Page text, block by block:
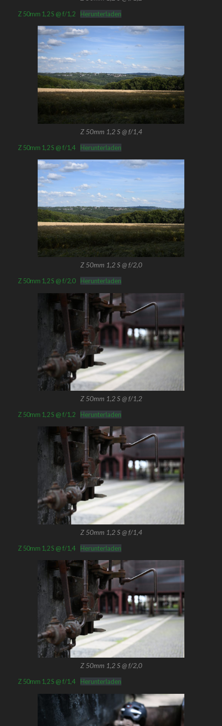
Z 50mm 1,2 S @ f/1,2 Herunterladen
Z 50mm 1,2 S @ f/1,4
Z 50mm 1,2 S @ f/1,4 Herunterladen
Z 50mm 1,2 S @ f/2,0
Z 50mm 1,2 S @ f/2,0 Herunterladen
Z 50mm 1,2 S @ f/1,2
Z 50mm 1,2 S @ f/1,2 Herunterladen
Z 50mm 1,2 S @ f/1,4
Z 50mm 1,2 S @ f/1,4 Herunterladen
Z 50mm 1,2 S @ f/2,0
Z 50mm 1,2 S @ f/1,4 Herunterladen